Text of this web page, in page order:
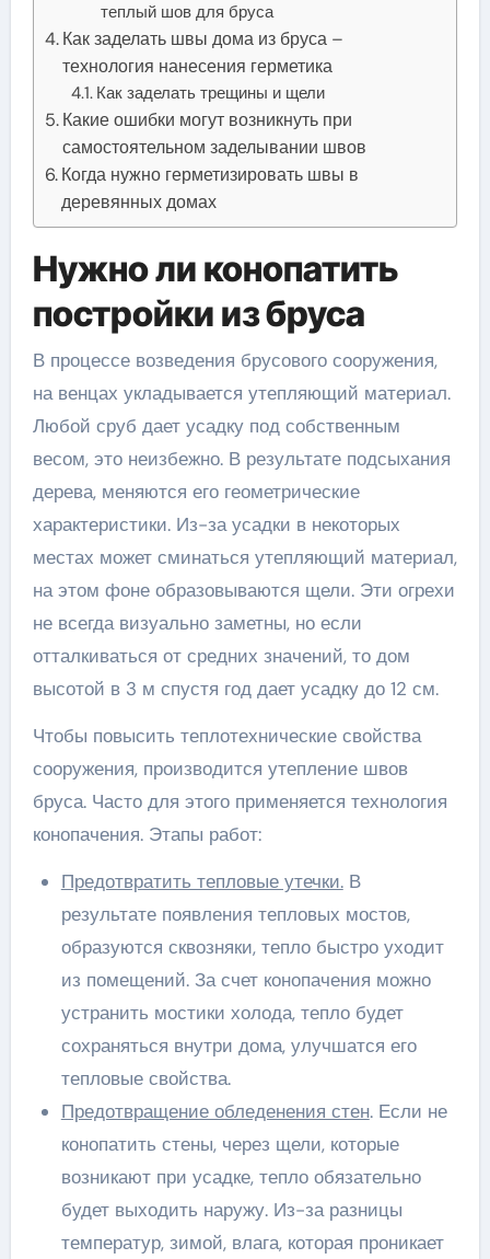
теплый шов для бруса
Как заделать швы дома из бруса –
технология нанесения герметика
Как заделать трещины и щели
Какие ошибки могут возникнуть при
самостоятельном заделывании швов
Когда нужно герметизировать швы в
деревянных домах
Нужно ли конопатить
постройки из бруса
В процессе возведения брусового сооружения,
на венцах укладывается утепляющий материал.
Любой сруб дает усадку под собственным
весом, это неизбежно. В результате подсыхания
дерева, меняются его геометрические
характеристики. Из-за усадки в некоторых
местах может сминаться утепляющий материал,
на этом фоне образовываются щели. Эти огрехи
не всегда визуально заметны, но если
отталкиваться от средних значений, то дом
высотой в 3 м спустя год дает усадку до 12 см.
Чтобы повысить теплотехнические свойства
сооружения, производится утепление швов
бруса. Часто для этого применяется технология
конопачения. Этапы работ:
Предотвратить тепловые утечки.В
результате появления тепловых мостов,
образуются сквозняки, тепло быстро уходит
из помещений. За счет конопачения можно
устранить мостики холода, тепло будет
сохраняться внутри дома, улучшатся его
тепловые свойства.
Предотвращение обледенения стен. Если не
конопатить стены, через щели, которые
возникают при усадке, тепло обязательно
будет выходить наружу. Из-за разницы
температур, зимой, влага, которая проникает